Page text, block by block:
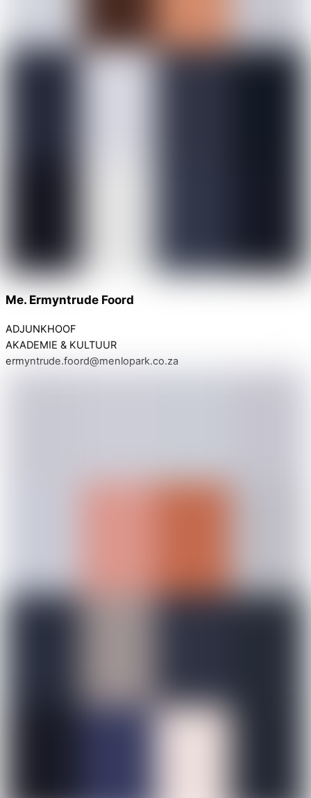
Me. Ermyntrude Foord
ADJUNKHOOF
AKADEMIE & KULTUUR
ermyntrude.foord@menlopark.co.za